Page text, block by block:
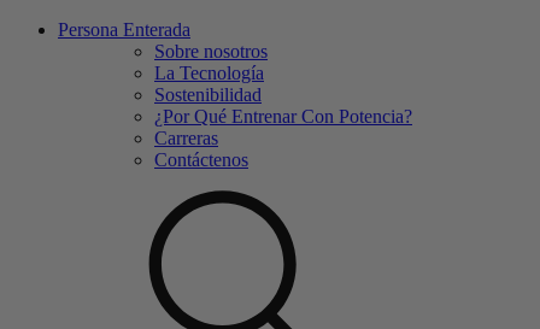
Persona Enterada
Sobre nosotros
La Tecnología
Sostenibilidad
¿Por Qué Entrenar Con Potencia?
Carreras
Contáctenos